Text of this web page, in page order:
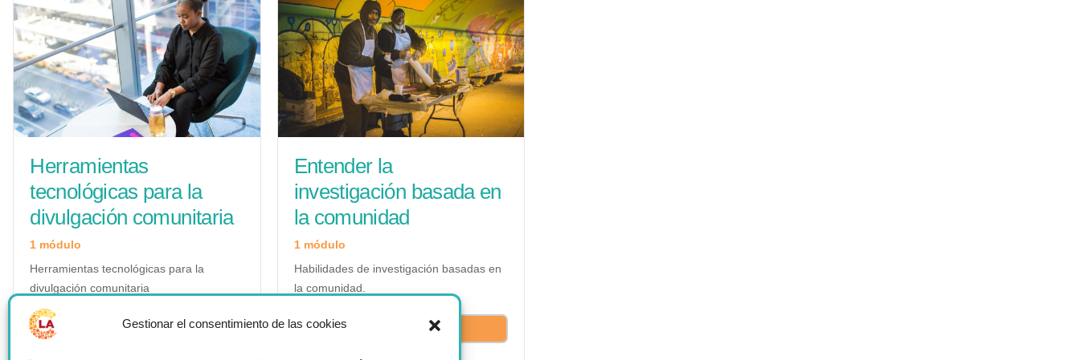
Gestionar el consentimiento de las cookies
Herramientas
tecnológicas para la
divulgación comunitaria
1 módulo
Herramientas tecnológicas para la
divulgación comunitaria
Detalles del curso
Entender la
investigación basada en
la comunidad
1 módulo
Habilidades de investigación basadas en
la comunidad.
Detalles del curso